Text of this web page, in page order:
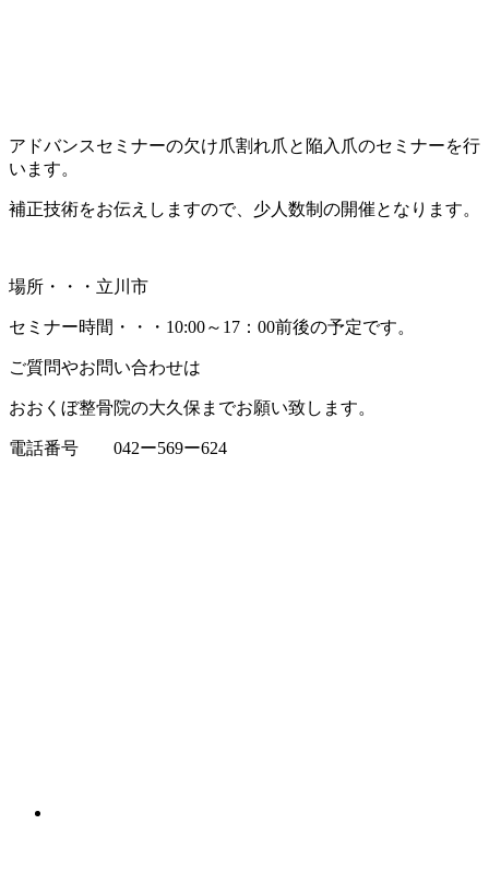
アドバンスセミナーの欠け爪割れ爪と陥入爪のセミナーを行
います。
補正技術をお伝えしますので、少人数制の開催となります。
場所・・・立川市
セミナー時間・・・10:00～17：00前後の予定です。
ご質問やお問い合わせは
おおくぼ整骨院の大久保までお願い致します。
電話番号 042ー569ー624